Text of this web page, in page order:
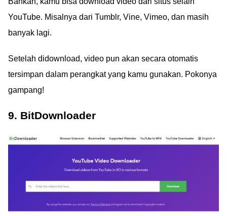
YouTube. Misalnya dari Tumblr, Vine, Vimeo, dan masih
banyak lagi.
Setelah didownload, video pun akan secara otomatis
tersimpan dalam perangkat yang kamu gunakan. Pokonya
gampang!
9. BitDownloader